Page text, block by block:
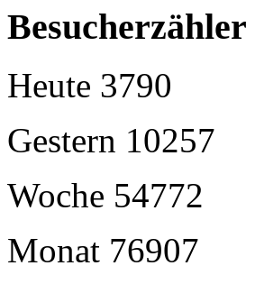
Besucherzähler
Heute 3790
Gestern 10257
Woche 54772
Monat 76907